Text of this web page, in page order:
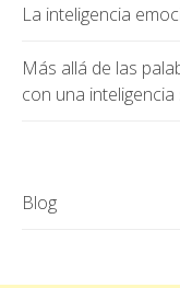
La inteligencia
Más allá de las
con una
Blog